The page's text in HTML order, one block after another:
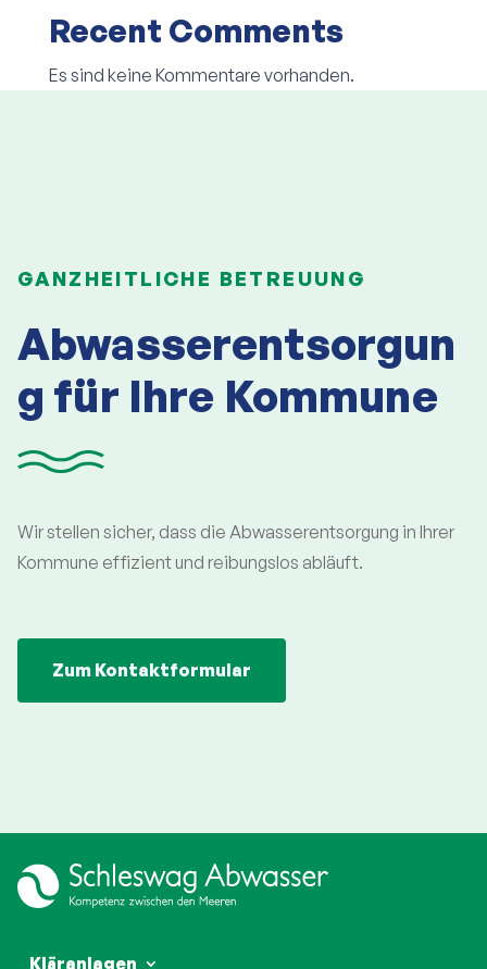
Recent Comments
Es sind keine Kommentare vorhanden.
GANZHEITLICHE BETREUUNG
Abwasserentsorgun
g für Ihre Kommune
Wir stellen sicher, dass die Abwasserentsorgung in Ihrer
Kommune effizient und reibungslos abläuft.
Zum Kontaktformular
Kläranlagen